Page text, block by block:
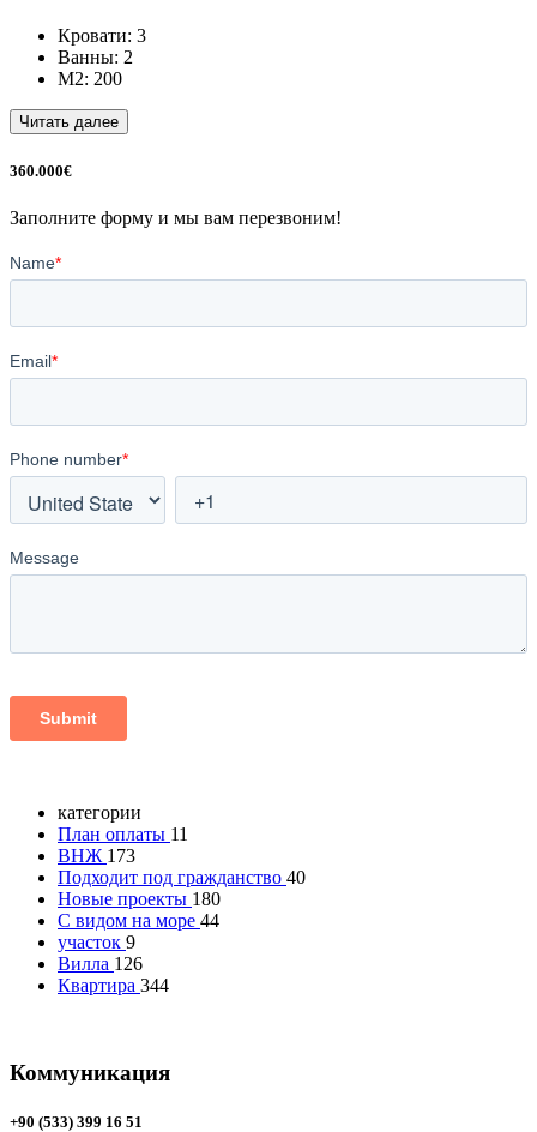
Кровати: 3
Ванны: 2
M2: 200
Читать далее
360.000€
Заполните форму и мы вам перезвоним!
категории
План оплаты 11
ВНЖ 173
Подходит под гражданство 40
Новые проекты 180
C видом на море 44
участок 9
Вилла 126
Квартира 344
Коммуникация
+90 (533) 399 16 51